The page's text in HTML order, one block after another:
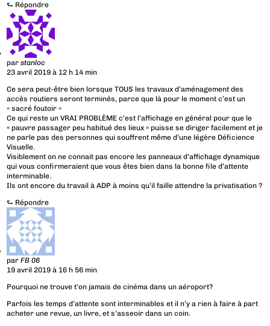
⮑ Répondre
parstanloc
23 avril 2019 à 12 h 14 min
Ce sera peut-être bien lorsque TOUS les travaux d’aménagement des
accès routiers seront terminés, parce que là pour le moment c’est un
« sacré foutoir »
Ce qui reste un VRAI PROBLÈME c’est l’affichage en général pour que le
« pauvre passager peu habitué des lieux » puisse se diriger facilement et je
ne parle pas des personnes qui souffrent même d’une légère Déficience
Visuelle.
Visiblement on ne connait pas encore les panneaux d’affichage dynamique
qui vous confirmeraient que vous êtes bien dans la bonne file d’attente
interminable.
Ils ont encore du travail à ADP à moins qu’il faille attendre la privatisation ?
⮑ Répondre
parFB 06
19 avril 2019 à 16 h 56 min
Pourquoi ne trouve t’on jamais de cinéma dans un aéroport?
Parfois les temps d’attente sont interminables et il n’y a rien à faire à part
acheter une revue, un livre, et s’asseoir dans un coin.